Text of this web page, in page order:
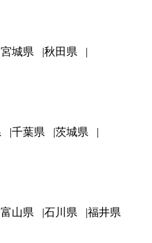
宮城県
秋田県
千葉県
茨城県
富山県 石川県 福井県